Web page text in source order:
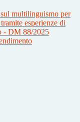
multilinguismo per
esperienze di
- DM 88/2025